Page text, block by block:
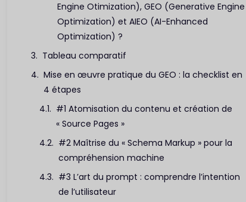
Engine Otimization), GEO (Generative Engine
Optimization) et AIEO (AI-Enhanced
Optimization) ?
Tableau comparatif
Mise en œuvre pratique du GEO : la checklist en
4 étapes
#1 Atomisation du contenu et création de
« Source Pages »
#2 Maîtrise du « Schema Markup » pour la
compréhension machine
#3 L’art du prompt : comprendre l’intention
de l’utilisateur